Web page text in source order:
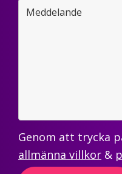
Genom att trycka
allmänna villkor &